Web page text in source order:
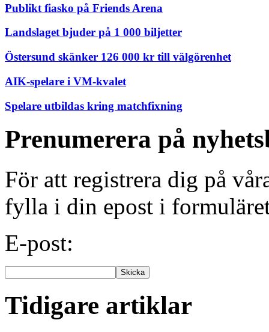
Publikt fiasko på Friends Arena
Landslaget bjuder på 1 000 biljetter
Östersund skänker 126 000 kr till välgörenhet
AIK-spelare i VM-kvalet
Spelare utbildas kring matchfixning
Prenumerera på
För att registrera dig på
fylla i din epost i
E-post:
Tidigare artiklar